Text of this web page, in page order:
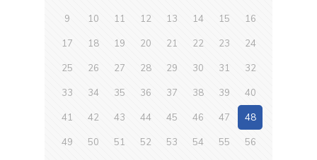
9 10 11 12 13 14 15 16
17 18 19 20 21 22 23 24
25 26 27 28 29 30 31 32
33 34 35 36 37 38 39 40
41 42 43 44 45 46 47 48
49 50 51 52 53 54 55 56